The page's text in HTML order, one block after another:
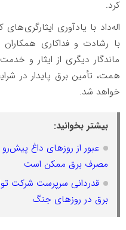
کرد.
اله‌داد با یادآوری
با رشادت و فداکاری
ماندگار دیگری از ایثار و
خواهد شد.
بیشتر بخوانید:
عبور از روزهای داغ
مصرف برق ممکن است
قدردانی سرپرست شرکت
برق در روزهای جنگ